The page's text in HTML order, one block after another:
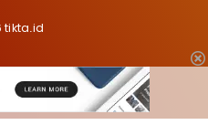
tikta.id